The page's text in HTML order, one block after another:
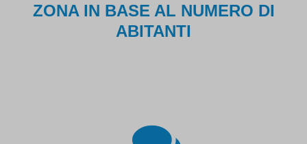
ZONA IN BASE AL NUMERO DI
ABITANTI